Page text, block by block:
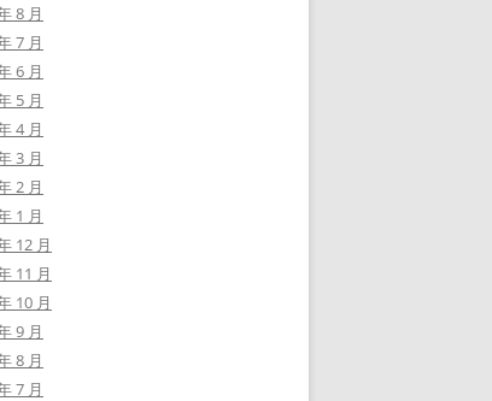
8 月
7 月
6 月
5 月
4 月
3 月
2 月
1 月
12 月
11 月
10 月
9 月
8 月
7 月